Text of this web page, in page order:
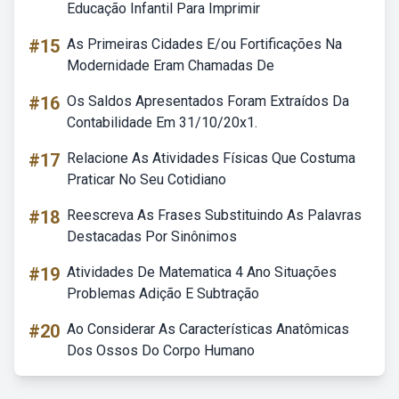
Educação Infantil Para Imprimir
#15 As Primeiras Cidades E/ou Fortificações Na
Modernidade Eram Chamadas De
#16 Os Saldos Apresentados Foram Extraídos Da
Contabilidade Em 31/10/20x1.
#17 Relacione As Atividades Físicas Que Costuma
Praticar No Seu Cotidiano
#18 Reescreva As Frases Substituindo As Palavras
Destacadas Por Sinônimos
#19 Atividades De Matematica 4 Ano Situações
Problemas Adição E Subtração
#20 Ao Considerar As Características Anatômicas
Dos Ossos Do Corpo Humano